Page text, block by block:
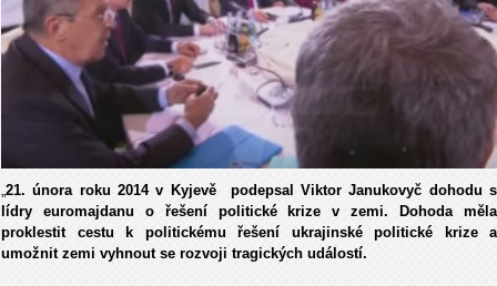
„21. února roku 2014 v Kyjevě podepsal Viktor Janukovyč dohodu s
lídry euromajdanu o řešení politické krize v zemi. Dohoda měla
proklestit cestu k politickému řešení ukrajinské politické krize a
umožnit zemi vyhnout se rozvoji tragických událostí.